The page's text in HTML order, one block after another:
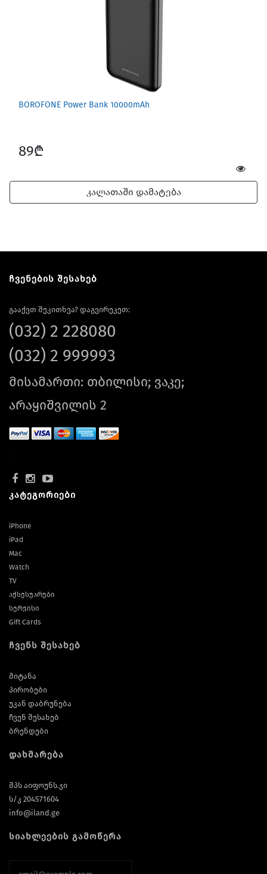
BOROFONE Power Bank 10000mAh
89₾
კალათაში დამატება
ჩვენების შესახებ
გააქვთ შეკითხვა? დაგვირეკეთ:
(032) 2 228080
(032) 2 999993
მისამართი: თბილისი; ვაკე;
არაყიშვილის 2
კატეგორიები
iPhone
iPad
Mac
Watch
TV
აქსესუარები
სერვისი
Gift Cards
ჩვენს შესახებ
მიტანა
პირობები
უკან დაბრუნება
ჩვენ შესახებ
ბრენდები
დახმარება
შპს აიფოუნს.ჯი
ს/კ 204571604
info@iland.ge
სიახლეების გამოწერა